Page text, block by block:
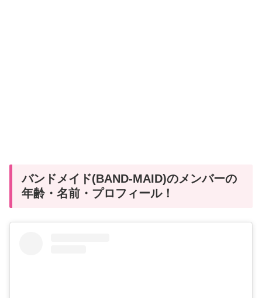
バンドメイド(BAND-MAID)のメンバーの
年齢・名前・プロフィール！